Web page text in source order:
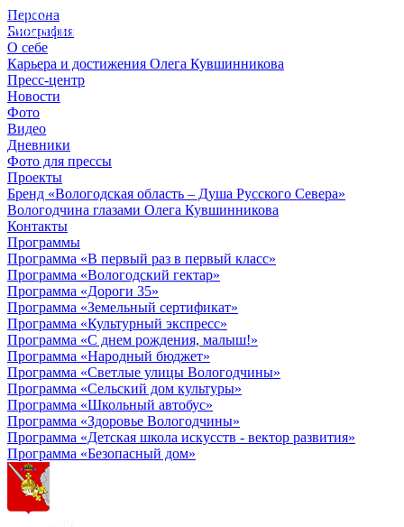
Персона
Биография
О себе
Карьера и достижения Олега Кувшинникова
Пресс-центр
Новости
Фото
Видео
Дневники
Фото для прессы
Проекты
Бренд «Вологодская область – Душа Русского Севера»
Вологодчина глазами Олега Кувшинникова
Контакты
Программы
Программа «В первый раз в первый класс»
Программа «Вологодский гектар»
Программа «Дороги 35»
Программа «Земельный сертификат»
Программа «Культурный экспресс»
Программа «С днем рождения, малыш!»
Программа «Народный бюджет»
Программа «Светлые улицы Вологодчины»
Программа «Сельский дом культуры»
Программа «Школьный автобус»
Программа «Здоровье Вологодчины»
Программа «Детская школа искусств - вектор развития»
Программа «Безопасный дом»
© 2012 - 2023,
КУВШИННИКОВ О.А.